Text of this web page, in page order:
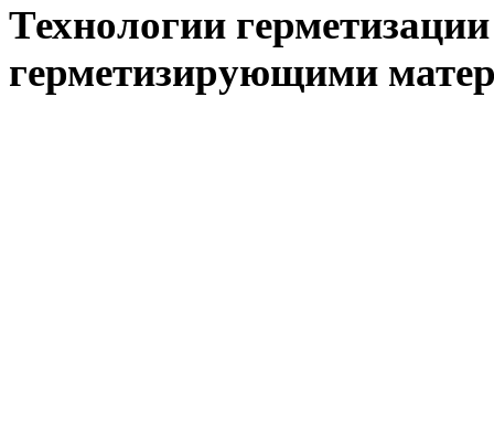
Технологии
герметизирующими